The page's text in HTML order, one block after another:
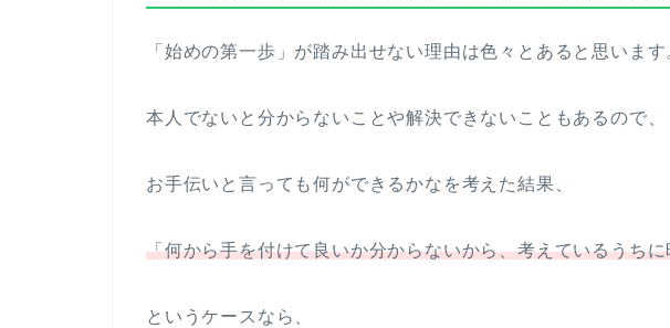
「始めの第一歩」が踏み出せない理由は色々とあると思います
本人でないと分からないことや解決できないこともあるので、
お手伝いと言っても何ができるかなを考えた結果、
「何から手を付けて良いか分からないから、考えているうち
というケースなら、